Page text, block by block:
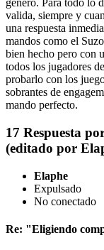
genero. Para todo lo
valida, siempre y
una respuesta
mandos como el
bien hecho pero con
todos los jugadores
probarlo con los
sobrantes de
mando perfecto.
17 Respuesta
(editado por
Elaphe
Expulsado
No conectado
Re: "Eligiendo